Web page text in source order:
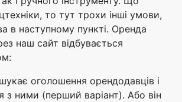
то тут трохи інші умови,
в наступному пункті. Оренда
наш сайт відбувається
оголошення орендодавців і
з ними (перший варіант). Або він